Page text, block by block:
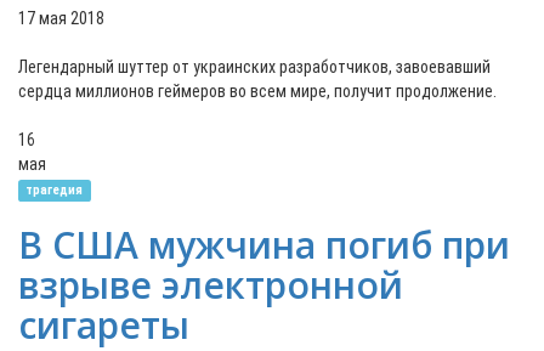
17 мая 2018
Легендарный шуттер от украинских разработчиков, завоевавший
сердца миллионов геймеров во всем мире, получит продолжение.
16
мая
трагедия
В США мужчина погиб при
взрыве электронной
сигареты